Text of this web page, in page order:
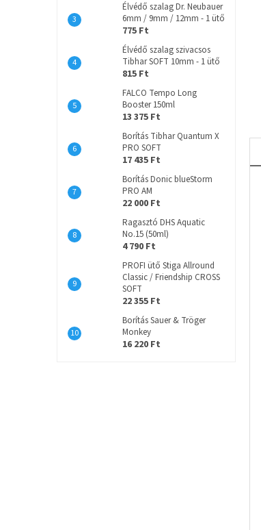
Élvédő szalag Dr. Neubauer
6mm / 9mm / 12mm - 1 ütő
775 Ft
Élvédő szalag szivacsos
Tibhar SOFT 10mm - 1 ütő
815 Ft
FALCO Tempo Long
Booster 150ml
13 375 Ft
Borítás Tibhar Quantum X
PRO SOFT
17 435 Ft
Borítás Donic blueStorm
PRO AM
22 000 Ft
Ragasztó DHS Aquatic
No.15 (50ml)
4 790 Ft
PROFI ütő Stiga Allround
Classic / Friendship CROSS
SOFT
22 355 Ft
Borítás Sauer & Tröger
Monkey
16 220 Ft